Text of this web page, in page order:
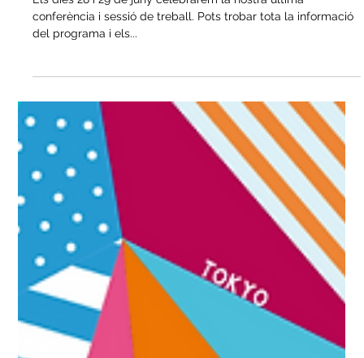
sessió de treball! Vine i participa!
Els dies 28 i 29 de juny celebrarem la nostra última